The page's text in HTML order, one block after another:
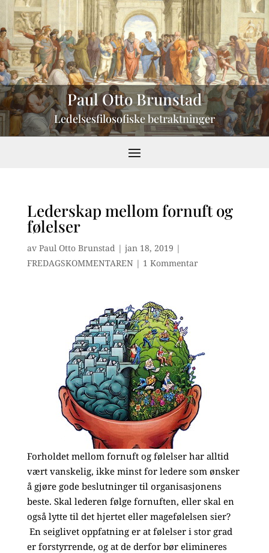
Paul Otto Brunstad
Ledelsesfilosofiske betraktninger
Lederskap mellom fornuft og
følelser
av Paul Otto Brunstad| jan 18, 2019 |
FREDAGSKOMMENTAREN| 1 Kommentar
Forholdet mellom fornuft og følelser har alltid
vært vanskelig, ikke minst for ledere som ønsker
å gjøre gode beslutninger til organisasjonens
beste. Skal lederen følge fornuften, eller skal en
også lytte til det hjertet eller magefølelsen sier?
En seiglivet oppfatning er at følelser i stor grad
er forstyrrende, og at de derfor bør elimineres